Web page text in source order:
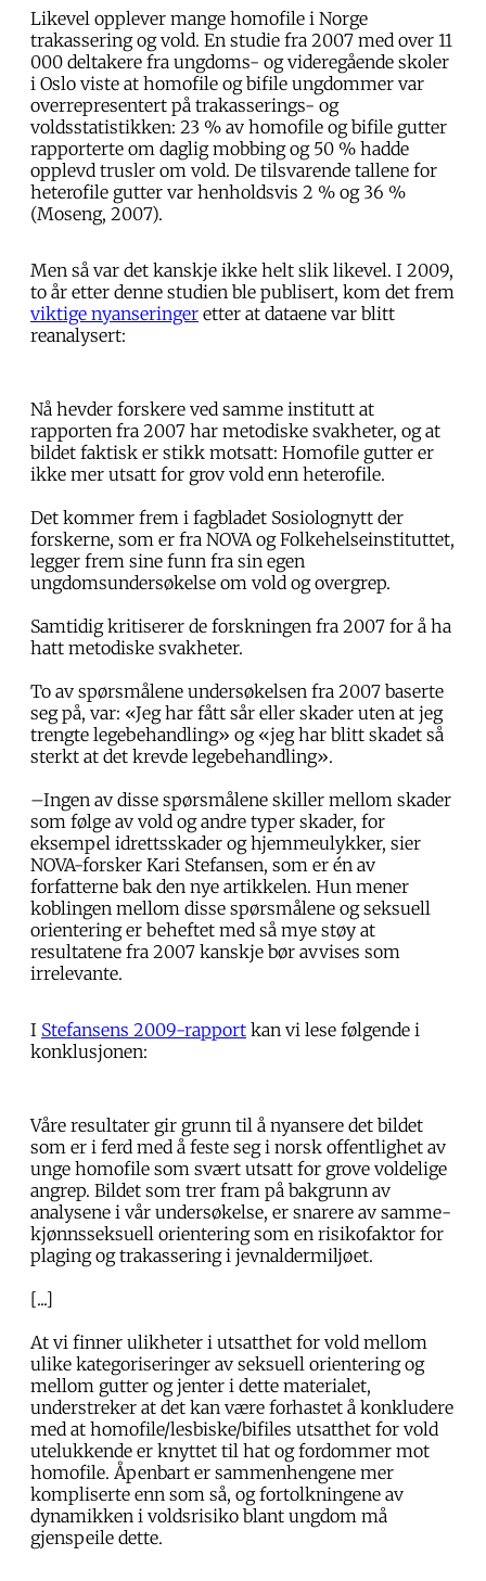
Likevel opplever mange homofile i Norge
trakassering og vold. En studie fra 2007 med over 11
000 deltakere fra ungdoms- og videregående skoler
i Oslo viste at homofile og bifile ungdommer var
overrepresentert på trakasserings- og
voldsstatistikken: 23 % av homofile og bifile gutter
rapporterte om daglig mobbing og 50 % hadde
opplevd trusler om vold. De tilsvarende tallene for
heterofile gutter var henholdsvis 2 % og 36 %
(Moseng, 2007).
Men så var det kanskje ikke helt slik likevel. I 2009,
to år etter denne studien ble publisert, kom det frem
viktige nyanseringer etter at dataene var blitt
reanalysert:
Nå hevder forskere ved samme institutt at
rapporten fra 2007 har metodiske svakheter, og at
bildet faktisk er stikk motsatt: Homofile gutter er
ikke mer utsatt for grov vold enn heterofile.
Det kommer frem i fagbladet Sosiolognytt der
forskerne, som er fra NOVA og Folkehelseinstituttet,
legger frem sine funn fra sin egen
ungdomsundersøkelse om vold og overgrep.
Samtidig kritiserer de forskningen fra 2007 for å ha
hatt metodiske svakheter.
To av spørsmålene undersøkelsen fra 2007 baserte
seg på, var: «Jeg har fått sår eller skader uten at jeg
trengte legebehandling» og «jeg har blitt skadet så
sterkt at det krevde legebehandling».
–Ingen av disse spørsmålene skiller mellom skader
som følge av vold og andre typer skader, for
eksempel idrettsskader og hjemmeulykker, sier
NOVA-forsker Kari Stefansen, som er én av
forfatterne bak den nye artikkelen. Hun mener
koblingen mellom disse spørsmålene og seksuell
orientering er beheftet med så mye støy at
resultatene fra 2007 kanskje bør avvises som
irrelevante.
I Stefansens 2009-rapport kan vi lese følgende i
konklusjonen:
Våre resultater gir grunn til å nyansere det bildet
som er i ferd med å feste seg i norsk offentlighet av
unge homofile som svært utsatt for grove voldelige
angrep. Bildet som trer fram på bakgrunn av
analysene i vår undersøkelse, er snarere av samme-
kjønnsseksuell orientering som en risikofaktor for
plaging og trakassering i jevnaldermiljøet.
[...]
At vi finner ulikheter i utsatthet for vold mellom
ulike kategoriseringer av seksuell orientering og
mellom gutter og jenter i dette materialet,
understreker at det kan være forhastet å konkludere
med at homofile/lesbiske/bifiles utsatthet for vold
utelukkende er knyttet til hat og fordommer mot
homofile. Åpenbart er sammenhengene mer
kompliserte enn som så, og fortolkningene av
dynamikken i voldsrisiko blant ungdom må
gjenspeile dette.